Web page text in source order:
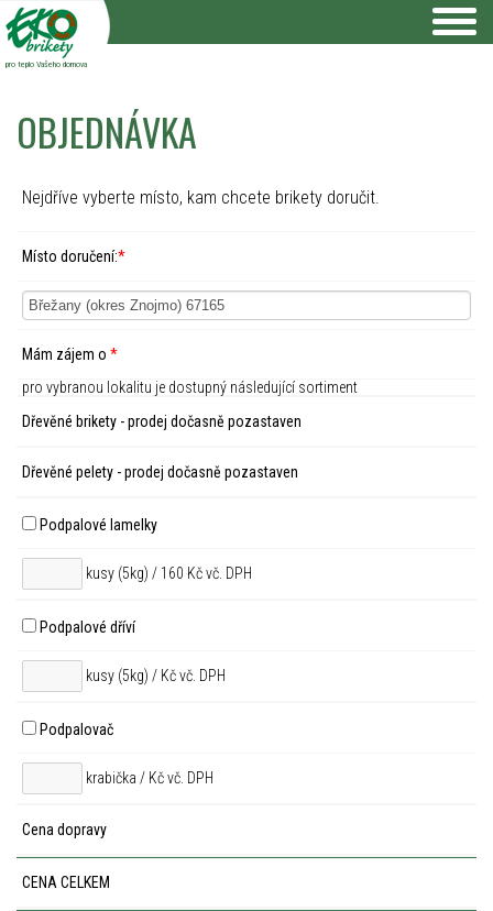
pro teplo Vašeho domova
OBJEDNÁVKA
Nejdříve vyberte místo, kam chcete brikety doručit.
Místo doručení:*
Mám zájem o *
pro vybranou lokalitu je dostupný následující sortiment
Dřevěné brikety - prodej dočasně pozastaven
Dřevěné pelety - prodej dočasně pozastaven
Podpalové lamelky
kusy (5kg) / 160 Kč vč. DPH
Podpalové dříví
kusy (5kg) / Kč vč. DPH
Podpalovač
krabička / Kč vč. DPH
Cena dopravy
CENA CELKEM